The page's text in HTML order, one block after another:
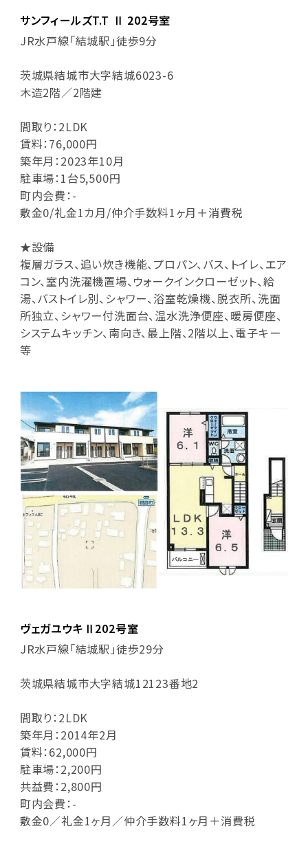
サンフィールズT.T Ⅱ 202号室
JR水戸線「結城駅」徒歩9分
茨城県結城市大字結城6023-6
木造2階／2階建
間取り：2LDK
賃料：76,000円
築年月：2023年10月
駐車場：1台5,500円
町内会費：-
敷金0/礼金1カ月/仲介手数料1ヶ月＋消費税
★設備
複層ガラス、追い炊き機能、プロパン、バス、トイレ、エア
コン、室内洗濯機置場、ウォークインクローゼット、給
湯、バストイレ別、シャワー、浴室乾燥機、脱衣所、洗面
所独立、シャワー付洗面台、温水洗浄便座、暖房便座、
システムキッチン、南向き、最上階、2階以上、電子キー
等
ヴェガユウキⅡ202号室
JR水戸線「結城駅」徒歩29分
茨城県結城市大字結城12123番地2
間取り：2LDK
築年月：2014年2月
賃料：62,000円
駐車場：2,200円
共益費：2,800円
町内会費：-
敷金0／礼金1ヶ月／仲介手数料1ヶ月＋消費税